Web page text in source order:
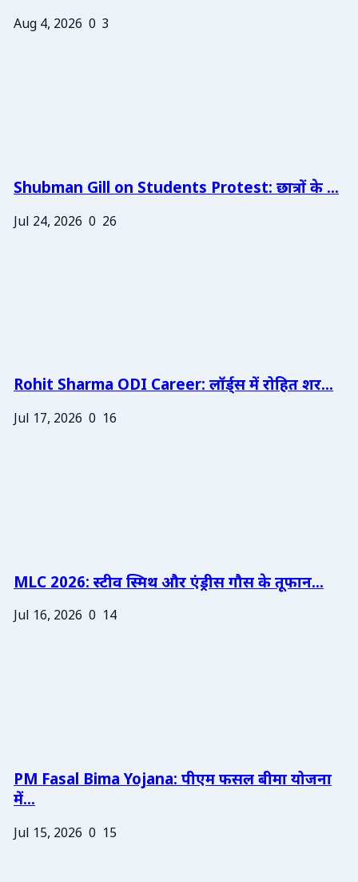
Aug 4, 2026 0 3
Shubman Gill on Students Protest: छात्रों के ...
Jul 24, 2026 0 26
Rohit Sharma ODI Career: लॉर्ड्स में रोहित शर...
Jul 17, 2026 0 16
MLC 2026: स्टीव स्मिथ और एंड्रीस गौस के तूफान...
Jul 16, 2026 0 14
PM Fasal Bima Yojana: पीएम फसल बीमा योजना
में...
Jul 15, 2026 0 15